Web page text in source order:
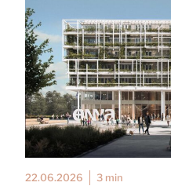
22.06.2026 3 min